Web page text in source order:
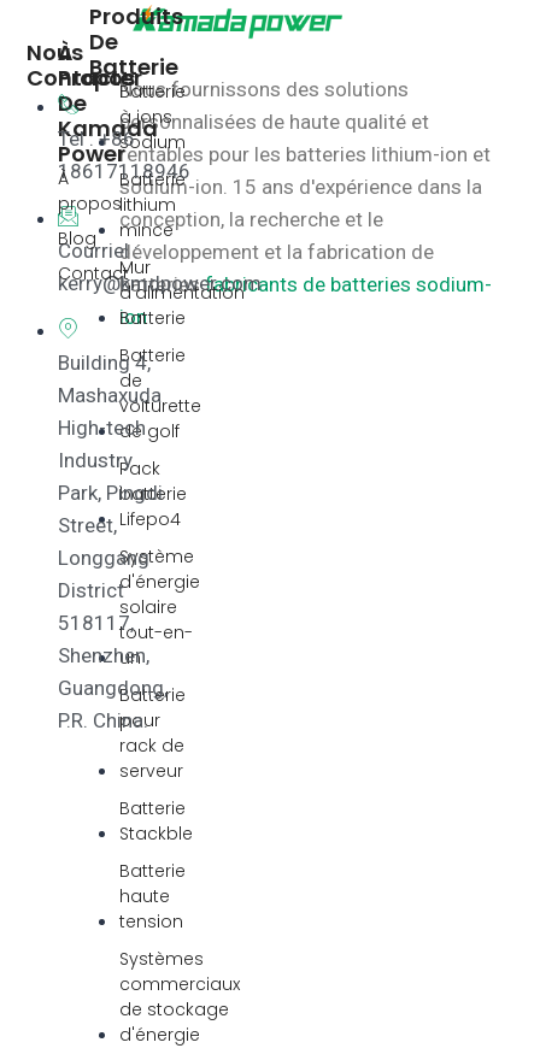
Nous fournissons des solutions
personnalisées de haute qualité et
rentables pour les batteries lithium-ion et
sodium-ion. 15 ans d'expérience dans la
conception, la recherche et le
développement et la fabrication de
batteries.fabricants de batteries sodium-
ion
Produits
De
Batterie
Batterie
à ions
sodium
Batterie
lithium
mince
Mur
d'alimentation
Batterie
Batterie
de
voiturette
de golf
Pack
batterie
Lifepo4
Système
d'énergie
solaire
tout-en-
un
Batterie
pour
rack de
serveur
Batterie
Stackble
Batterie
haute
tension
Systèmes
commerciaux
de stockage
d'énergie
À
Propos
De
Kamada
Power
À
propos
Blog
Contact
Nous
Contacter
Tel : +86
18617118946
Courriel :
kerry@kmdpower.com
Building 4,
Mashaxuda
High-tech
Industry
Park, Pingdi
Street,
Longgang
District
518117,
Shenzhen,
Guangdong,
P.R. China.